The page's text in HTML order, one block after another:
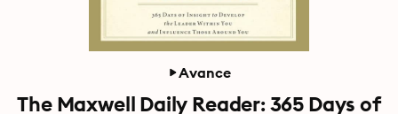
Avance
The Maxwell Daily Reader: 365 Days of